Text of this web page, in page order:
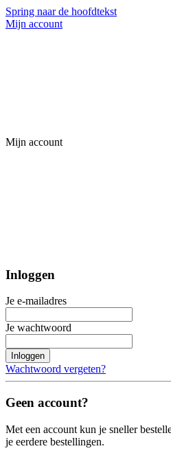
Spring naar de hoofdtekst
Mijn account
Mijn account
Inloggen
Je e-mailadres
Je wachtwoord
Inloggen
Wachtwoord vergeten?
Geen account?
Met een account kun je sneller
je eerdere bestellingen.